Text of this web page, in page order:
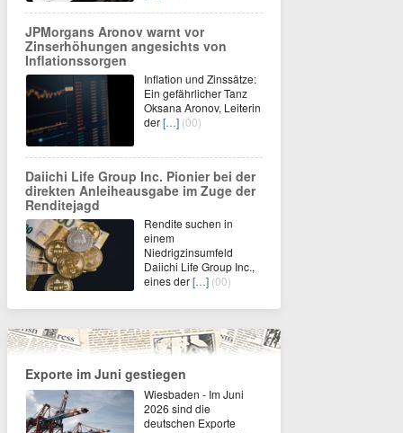
JPMorgans Aronov warnt vor
Zinserhöhungen angesichts von
Inflationssorgen
Inflation und Zinssätze:
Ein gefährlicher Tanz
Oksana Aronov, Leiterin
der[…] (00)
Daiichi Life Group Inc. Pionier bei der
direkten Anleiheausgabe im Zuge der
Renditejagd
Rendite suchen in
einem
Niedrigzinsumfeld
Daiichi Life Group Inc.,
eines der[…] (00)
Exporte im Juni gestiegen
Wiesbaden - Im Juni
2026 sind die
deutschen Exporte